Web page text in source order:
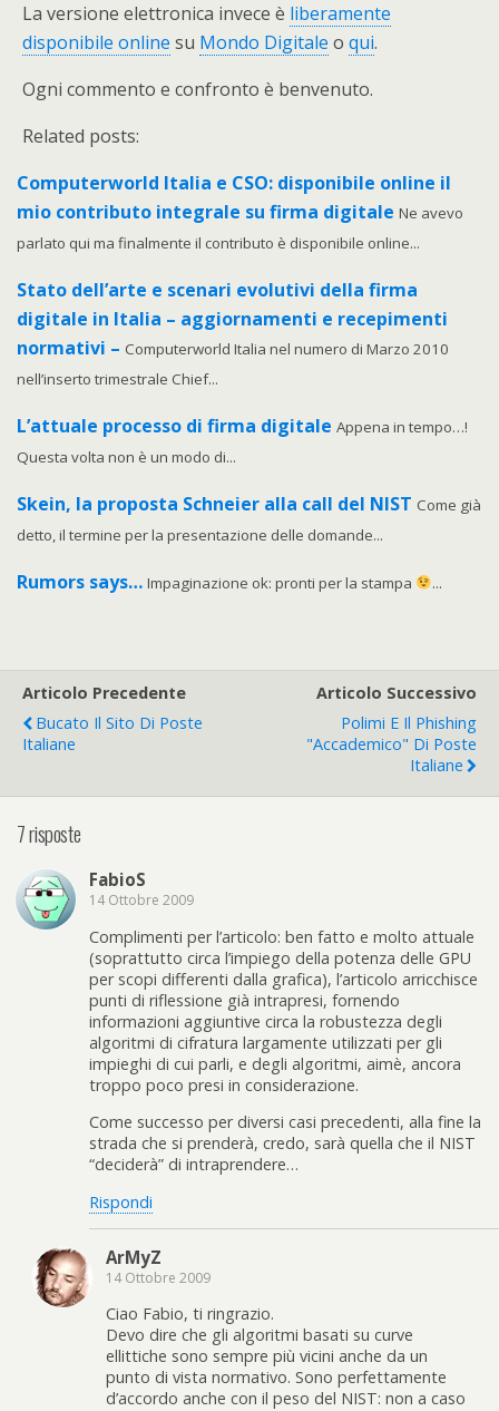
La versione elettronica invece è liberamente
disponibile online su Mondo Digitale o qui.
Ogni commento e confronto è benvenuto.
Related posts:
Computerworld Italia e CSO: disponibile online il
mio contributo integrale su firma digitale Ne avevo
parlato qui ma finalmente il contributo è disponibile online...
Stato dell’arte e scenari evolutivi della firma
digitale in Italia – aggiornamenti e recepimenti
normativi – Computerworld Italia nel numero di Marzo 2010
nell’inserto trimestrale Chief...
L’attuale processo di firma digitale Appena in tempo…!
Questa volta non è un modo di...
Skein, la proposta Schneier alla call del NIST Come già
detto, il termine per la presentazione delle domande...
Rumors says… Impaginazione ok: pronti per la stampa ...
Articolo Precedente
Bucato Il Sito Di Poste
Italiane
Articolo Successivo
Polimi E Il Phishing
"accademico" Di Poste
Italiane
7 risposte
FabioS
14 Ottobre 2009
Complimenti per l’articolo: ben fatto e molto attuale
(soprattutto circa l’impiego della potenza delle GPU
per scopi differenti dalla grafica), l’articolo arricchisce
punti di riflessione già intrapresi, fornendo
informazioni aggiuntive circa la robustezza degli
algoritmi di cifratura largamente utilizzati per gli
impieghi di cui parli, e degli algoritmi, aimè, ancora
troppo poco presi in considerazione.
Come successo per diversi casi precedenti, alla fine la
strada che si prenderà, credo, sarà quella che il NIST
“deciderà” di intraprendere…
Rispondi
ArMyZ
14 Ottobre 2009
Ciao Fabio, ti ringrazio.
Devo dire che gli algoritmi basati su curve
ellittiche sono sempre più vicini anche da un
punto di vista normativo. Sono perfettamente
d’accordo anche con il peso del NIST: non a caso